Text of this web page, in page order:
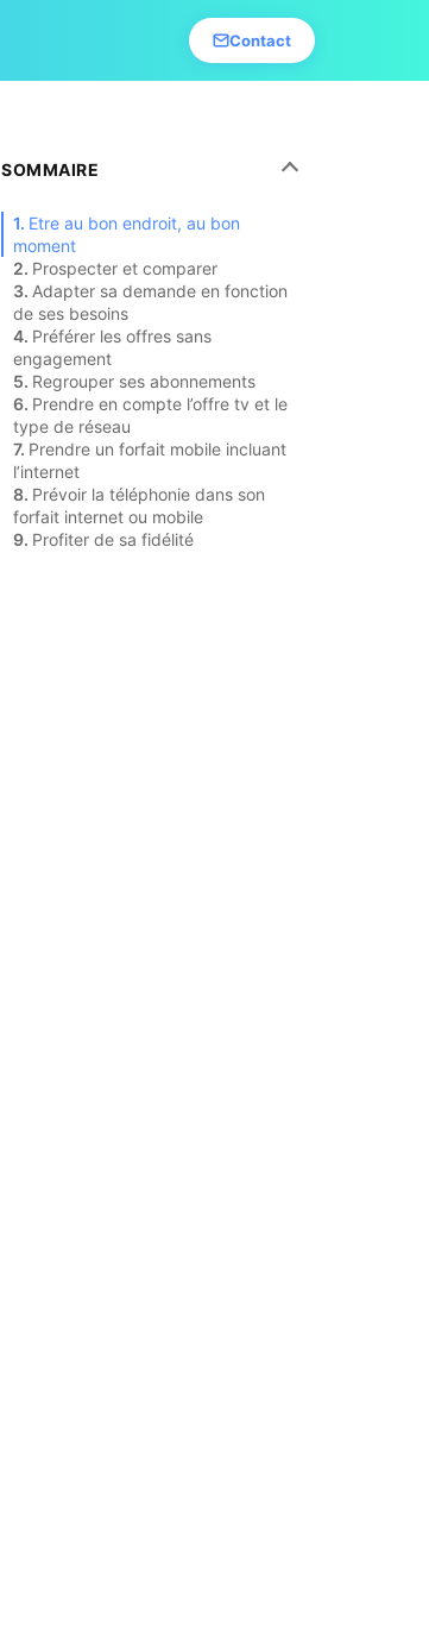
Contact
SOMMAIRE
Etre au bon endroit, au bon
moment
Prospecter et comparer
Adapter sa demande en fonction
de ses besoins
Préférer les offres sans
engagement
Regrouper ses abonnements
Prendre en compte l’offre tv et le
type de réseau
Prendre un forfait mobile incluant
l’internet
Prévoir la téléphonie dans son
forfait internet ou mobile
Profiter de sa fidélité